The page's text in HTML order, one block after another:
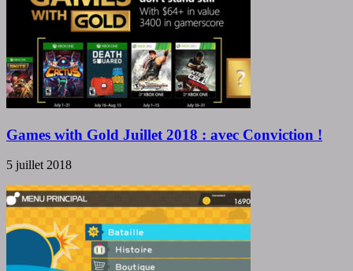
Games with Gold Juillet 2018 : avec Conviction !
5 juillet 2018